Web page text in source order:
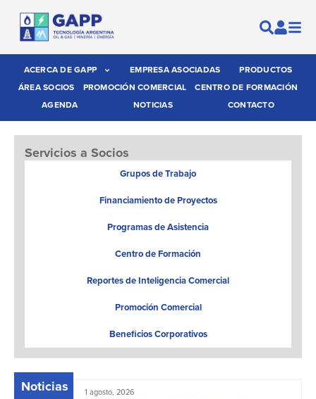
ACERCA DE GAPP EMPRESA ASOCIADAS
PRODUCTOS
ÁREA SOCIOS
PROMOCIÓN COMERCIAL
CENTRO DE FORMACIÓN
AGENDA
NOTICIAS CONTACTO
Servicios a Socios
Grupos de Trabajo
Financiamiento de Proyectos
Programas de Asistencia
Centro de Formación
Reportes de Inteligencia Comercial
Promoción Comercial
Beneficios Corporativos
Noticias 1 agosto, 2026